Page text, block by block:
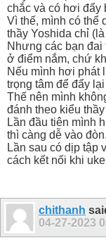
chắc và có hơi đẩy
Vì thế, mình có thể
thầy Yoshida chỉ
Nhưng các bạn
ở điểm nắm, chứ
Nếu mình hơi phát
trọng tâm để đẩy
Thế nên mình
đánh theo kiểu
Lần đầu tiên mình
thì càng dễ vào đòn.
Lần sau có dịp tập
cách kết nối khi
chithanh
04-27-2023